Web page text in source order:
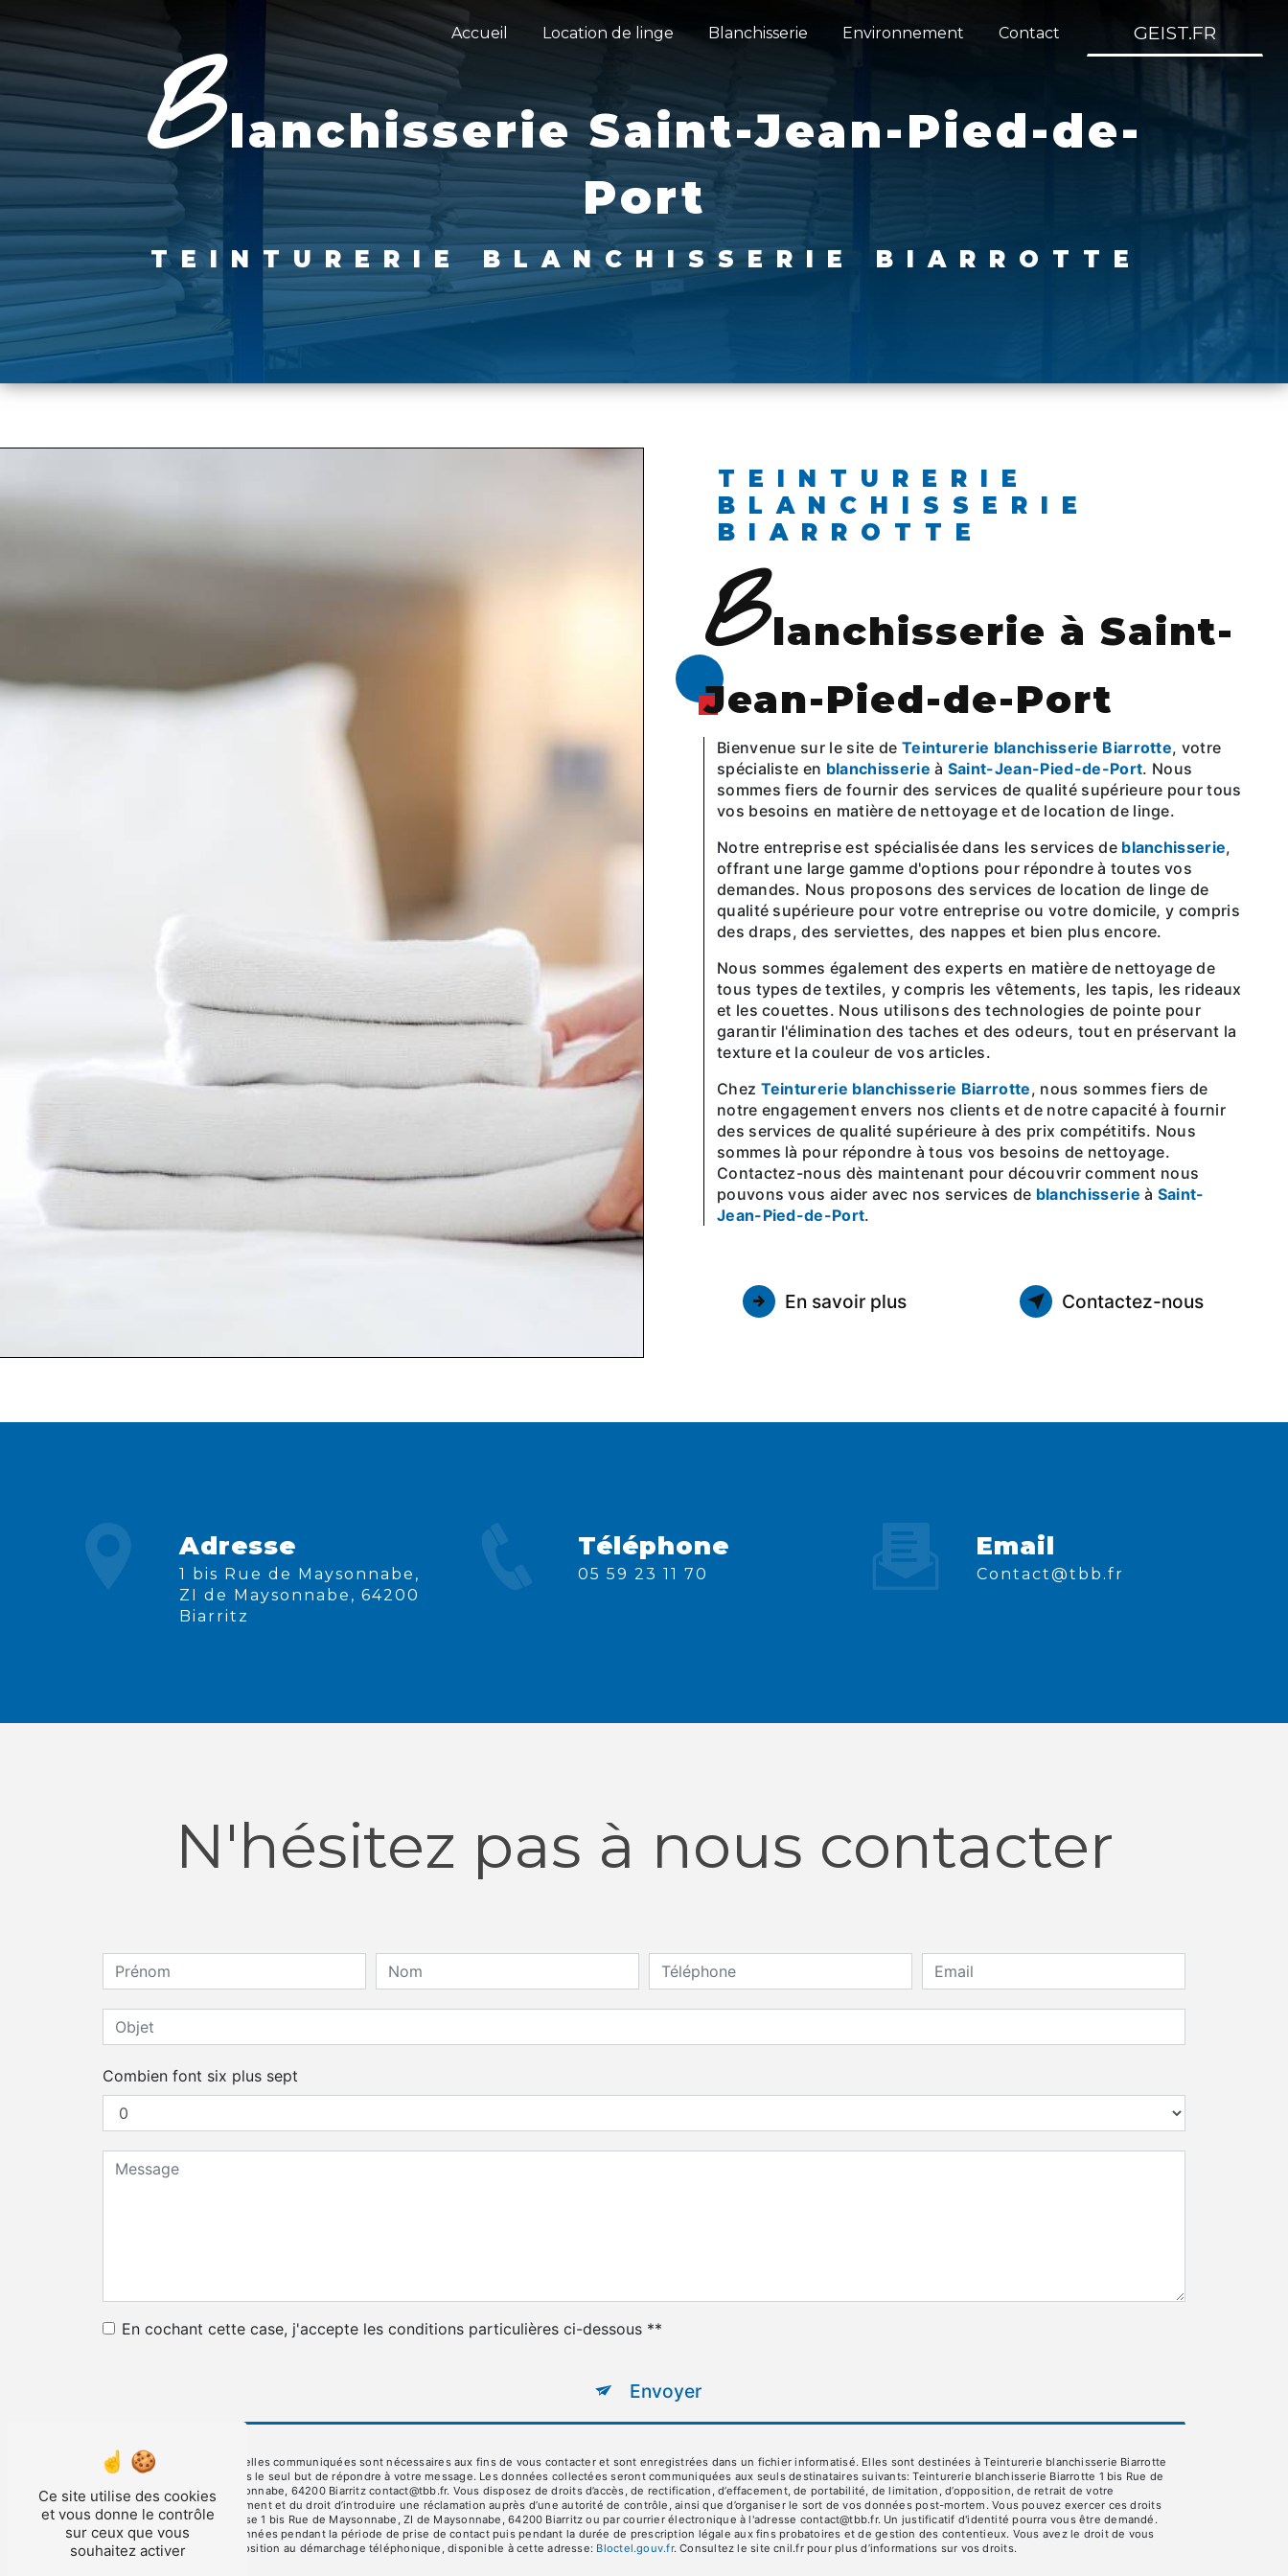
Accueil Location de linge Blanchisserie Environnement Contact GEIST.FR
blanchisserie Saint-Jean-Pied-de-
Port
TEINTURERIE BLANCHISSERIE BIARROTTE
TEINTURERIE
BLANCHISSERIE
BIARROTTE
blanchisserie à Saint-
Jean-Pied-de-Port
Bienvenue sur le site de Teinturerie blanchisserie Biarrotte, votre
spécialiste en blanchisserie à Saint-Jean-Pied-de-Port. Nous
sommes fiers de fournir des services de qualité supérieure pour tous
vos besoins en matière de nettoyage et de location de linge.
Notre entreprise est spécialisée dans les services de blanchisserie,
offrant une large gamme d'options pour répondre à toutes vos
demandes. Nous proposons des services de location de linge de
qualité supérieure pour votre entreprise ou votre domicile, y compris
des draps, des serviettes, des nappes et bien plus encore.
Nous sommes également des experts en matière de nettoyage de
tous types de textiles, y compris les vêtements, les tapis, les rideaux
et les couettes. Nous utilisons des technologies de pointe pour
garantir l'élimination des taches et des odeurs, tout en préservant la
texture et la couleur de vos articles.
Chez Teinturerie blanchisserie Biarrotte, nous sommes fiers de
notre engagement envers nos clients et de notre capacité à fournir
des services de qualité supérieure à des prix compétitifs. Nous
sommes là pour répondre à tous vos besoins de nettoyage.
Contactez-nous dès maintenant pour découvrir comment nous
pouvons vous aider avec nos services de blanchisserie à Saint-
Jean-Pied-de-Port.
En savoir plus Contactez-nous
Adresse
1 bis Rue de Maysonnabe,
ZI de Maysonnabe, 64200
Biarritz
Téléphone
05 59 23 11 70
Email
contact@tbb.fr
N'hésitez pas à nous contacter
Combien font six plus sept
En cochant cette case, j'accepte les conditions particulières ci-dessous **
Envoyer
** Les données personnelles communiquées sont nécessaires aux fins de vous contacter et sont enregistrées dans un fichier informatisé. Elles sont destinées à Teinturerie blanchisserie Biarrotte
et ses sous-traitants dans le seul but de répondre à votre message. Les données collectées seront communiquées aux seuls destinataires suivants: Teinturerie blanchisserie Biarrotte 1 bis Rue de
Maysonnabe, ZI de Maysonnabe, 64200 Biarritz contact@tbb.fr. Vous disposez de droits d’accès, de rectification, d’effacement, de portabilité, de limitation, d’opposition, de retrait de votre
consentement à tout moment et du droit d’introduire une réclamation auprès d’une autorité de contrôle, ainsi que d’organiser le sort de vos données post-mortem. Vous pouvez exercer ces droits
par voie postale à l'adresse 1 bis Rue de Maysonnabe, ZI de Maysonnabe, 64200 Biarritz ou par courrier électronique à l'adresse contact@tbb.fr. Un justificatif d'identité pourra vous être demandé.
Nous conservons vos données pendant la période de prise de contact puis pendant la durée de prescription légale aux fins probatoires et de gestion des contentieux. Vous avez le droit de vous
inscrire sur la liste d'opposition au démarchage téléphonique, disponible à cette adresse:
Bloctel.gouv.fr. Consultez le site cnil.fr pour plus d’informations sur vos droits.
Ce site utilise des cookies
et vous donne le contrôle
sur ceux que vous
souhaitez activer